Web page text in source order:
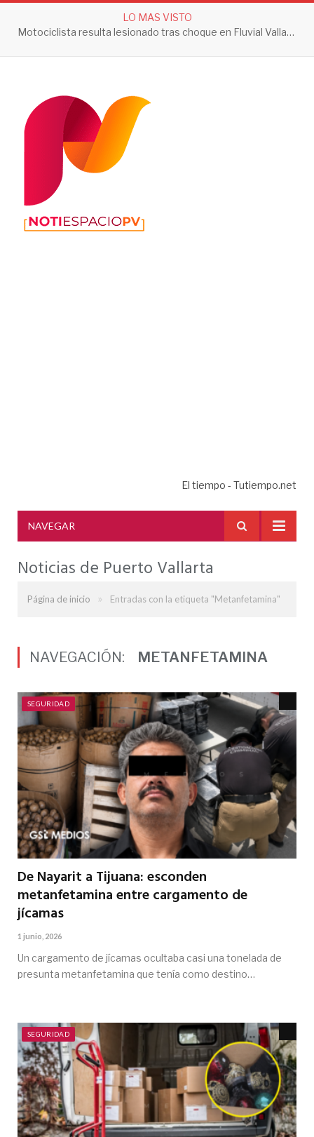
LO MAS VISTO
Motociclista resulta lesionado tras choque en Fluvial Vallarta
El tiempo - Tutiempo.net
NAVEGAR
Noticias de Puerto Vallarta
Página de inicio » Entradas con la etiqueta "Metanfetamina"
NAVEGACIÓN: METANFETAMINA
SEGURIDAD
De Nayarit a Tijuana: esconden
metanfetamina entre cargamento de
jícamas
1 junio, 2026
Un cargamento de jícamas ocultaba casi una tonelada de
presunta metanfetamina que tenía como destino…
SEGURIDAD